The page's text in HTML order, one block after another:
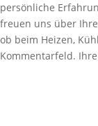
persönliche
freuen uns über
ob beim Heizen,
Kommentarfeld.